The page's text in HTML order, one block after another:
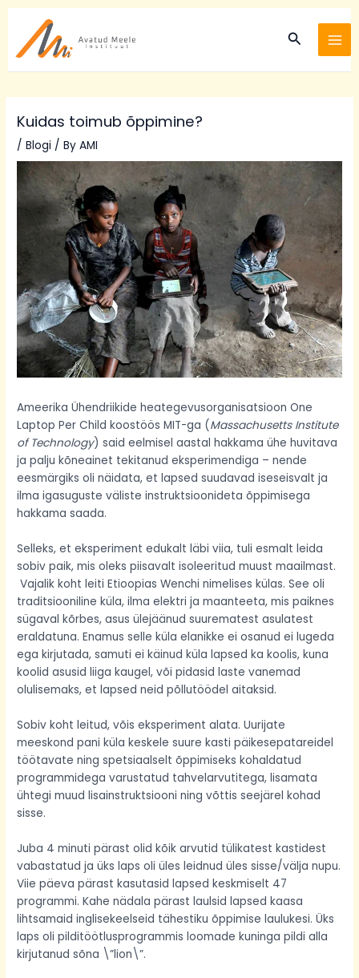
content
Search
Kuidas toimub õppimine?
/Blogi / ByAMI
Ameerika Ühendriikide heategevusorganisatsioon One
Laptop Per Child koostöös MIT-ga (Massachusetts Institute
of Technology) said eelmisel aastal hakkama ühe huvitava
ja palju kõneainet tekitanud eksperimendiga – nende
eesmärgiks oli näidata, et lapsed suudavad iseseisvalt ja
ilma igasuguste väliste instruktsioonideta õppimisega
hakkama saada.
Selleks, et eksperiment edukalt läbi viia, tuli esmalt leida
sobiv paik, mis oleks piisavalt isoleeritud muust maailmast.
Vajalik koht leiti Etioopias Wenchi nimelises külas. See oli
traditsiooniline küla, ilma elektri ja maanteeta, mis paiknes
sügaval kõrbes, asus ülejäänud suurematest asulatest
eraldatuna. Enamus selle küla elanikke ei osanud ei lugeda
ega kirjutada, samuti ei käinud küla lapsed ka koolis, kuna
koolid asusid liiga kaugel, või pidasid laste vanemad
olulisemaks, et lapsed neid põllutöödel aitaksid.
Sobiv koht leitud, võis eksperiment alata. Uurijate
meeskond pani küla keskele suure kasti päikesepatareidel
töötavate ning spetsiaalselt õppimiseks kohaldatud
programmidega varustatud tahvelarvutitega, lisamata
ühtegi muud lisainstruktsiooni ning võttis seejärel kohad
sisse.
Juba 4 minuti pärast olid kõik arvutid tülikatest kastidest
vabastatud ja üks laps oli üles leidnud üles sisse/välja nupu.
Viie päeva pärast kasutasid lapsed keskmiselt 47
programmi. Kahe nädala pärast laulsid lapsed kaasa
lihtsamaid inglisekeelseid tähestiku õppimise laulukesi. Üks
laps oli pilditöötlusprogrammis loomade kuninga pildi alla
kirjutanud sõna \”lion\”.
navigation